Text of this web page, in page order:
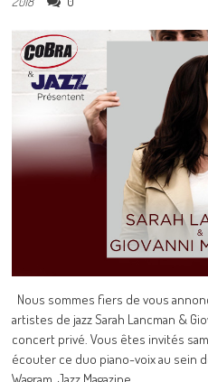
Nous sommes fiers de vous
artistes de jazz Sarah Lancman &
concert privé. Vous êtes invités
écouter ce duo piano-voix au sein